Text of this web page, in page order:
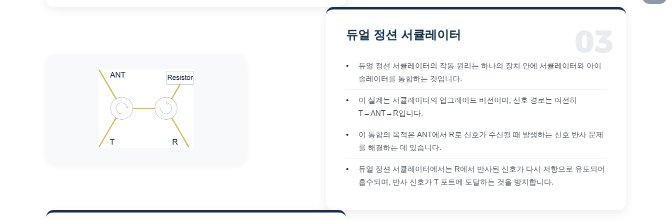
듀얼 정션 서큘레이터
•
듀얼 정션 서큘레이터의 작동 원리는 하나의 장치 안에 서큘레이터와 아이
솔레이터를 통합하는 것입니다.
•
이 설계는 서큘레이터의 업그레이드 버전이며, 신호 경로는 여전히
T→ANT→R입니다.
•
이 통합의 목적은 ANT에서 R로 신호가 수신될 때 발생하는 신호 반사 문제
를 해결하는 데 있습니다.
•
듀얼 정션 서큘레이터에서는 R에서 반사된 신호가 다시 저항으로 유도되어
흡수되며, 반사 신호가 T 포트에 도달하는 것을 방지합니다.